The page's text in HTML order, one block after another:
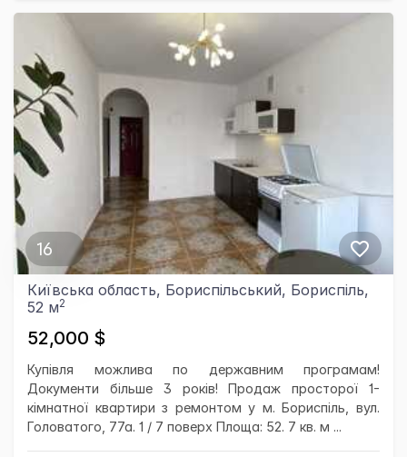
16
Київська область, Бориспільський, Бориспіль,
52 м2
52,000 $
Купівля можлива по державним програмам!
Документи більше 3 років! Продаж просторої 1-
кімнатної квартири з ремонтом у м. Бориспіль, вул.
Головатого, 77а. 1 / 7 поверх Площа: 52. 7 кв. м ...